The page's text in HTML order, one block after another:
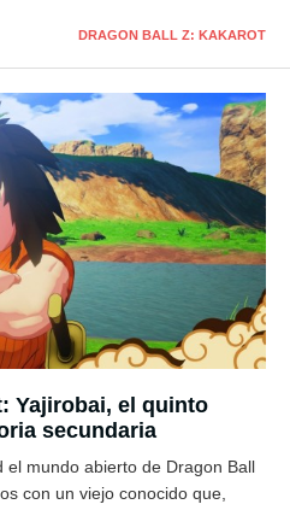
DRAGON BALL Z: KAKAROT
Yajirobai, el quinto
secundaria
mundo abierto de Dragon Ball
con un viejo conocido que,